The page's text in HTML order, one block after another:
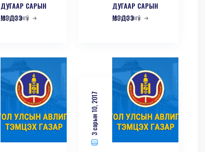
ДУГААР САРЫН
МЭДЭЭ
дэлгэрэнгүй
ДУГААР САРЫН
МЭДЭЭ
дэлгэрэнгүй
3 сарын 10, 2017